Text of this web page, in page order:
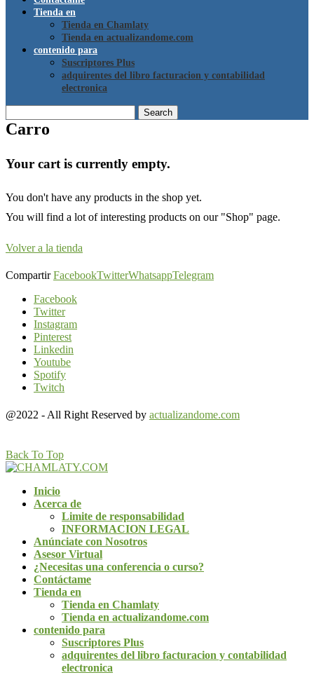
Tienda en
Tienda en Chamlaty
Tienda en actualizandome.com
contenido para
Suscriptores Plus
adquirentes del libro facturacion y contabilidad
electronica
Search
Carro
Your cart is currently empty.
You don't have any products in the shop yet.
You will find a lot of interesting products on our "Shop" page.
Volver a la tienda
Compartir FacebookTwitterWhatsappTelegram
Facebook
Twitter
Instagram
Pinterest
Linkedin
Youtube
Spotify
Twitch
@2022 - All Right Reserved by actualizandome.com
Back To Top
Inicio
Acerca de
Limite de responsabilidad
INFORMACION LEGAL
Anúnciate con Nosotros
Asesor Virtual
¿Necesitas una conferencia o curso?
Contáctame
Tienda en
Tienda en Chamlaty
Tienda en actualizandome.com
contenido para
Suscriptores Plus
adquirentes del libro facturacion y contabilidad
electronica